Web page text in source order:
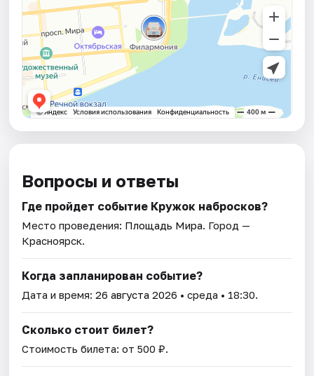
Вопросы и ответы
Где пройдет событие Кружок набросков?
Место проведения: Площадь Мира. Город —
Красноярск.
Когда запланирован событие?
Дата и время:26 августа 2026 • среда • 18:30.
Сколько стоит билет?
Стоимость билета: от 500 ₽.